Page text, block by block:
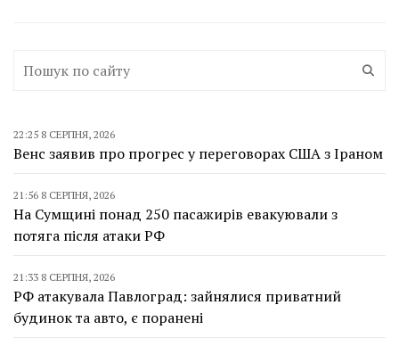
22:25 8 СЕРПНЯ, 2026
Венс заявив про прогрес у переговорах США з Іраном
21:56 8 СЕРПНЯ, 2026
На Сумщині понад 250 пасажирів евакуювали з
потяга після атаки РФ
21:33 8 СЕРПНЯ, 2026
РФ атакувала Павлоград: зайнялися приватний
будинок та авто, є поранені